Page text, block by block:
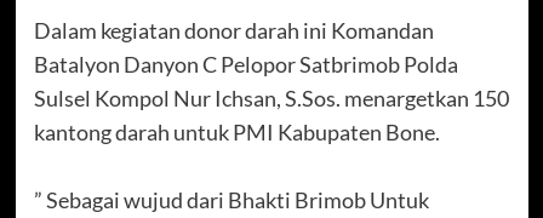
Dalam kegiatan donor darah ini Komandan
Batalyon Danyon C Pelopor Satbrimob Polda
Sulsel Kompol Nur Ichsan, S.Sos. menargetkan 150
kantong darah untuk PMI Kabupaten Bone.
” Sebagai wujud dari Bhakti Brimob Untuk